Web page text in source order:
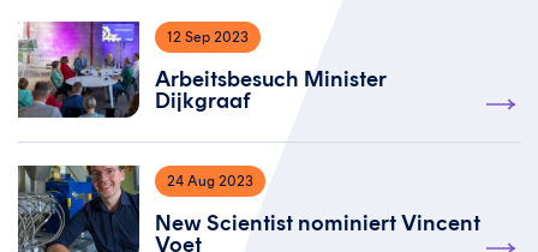
Unternehmer:innen, Start-ups und Studierende zu
einem inspirierenden Programm zusammen. Sie
beschäftigen sich mit den Entwicklungen und
Möglichkeiten in den Bereichen der grünen Chemie
Fokus auf Begegnungen, Innovationen und
Wissensaustausch.
12 Sep 2023
Arbeitsbesuch Minister
Dijkgraaf
24 Aug 2023
New Scientist nominiert Vincent
Voet